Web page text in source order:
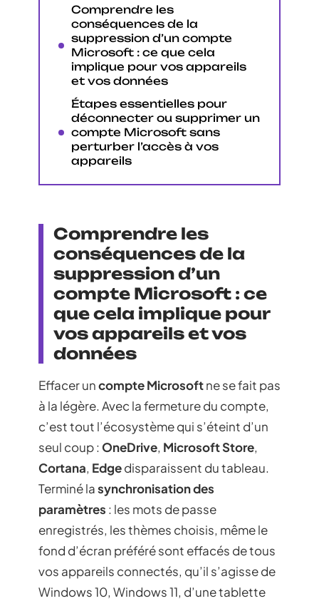
Comprendre les
conséquences de la
suppression d’un compte
Microsoft : ce que cela
implique pour vos appareils
et vos données
Étapes essentielles pour
déconnecter ou supprimer un
compte Microsoft sans
perturber l’accès à vos
appareils
Comprendre les
conséquences de la
suppression d’un
compte Microsoft : ce
que cela implique pour
vos appareils et vos
données
Effacer uncompte Microsoftne se fait pas
à la légère. Avec la fermeture du compte,
c’est tout l’écosystème qui s’éteint d’un
seul coup : OneDrive, Microsoft Store,
Cortana, Edgedisparaissent du tableau.
Terminé lasynchronisation des
paramètres : les mots de passe
enregistrés, les thèmes choisis, même le
fond d’écran préféré sont effacés de tous
vos appareils connectés, qu’il s’agisse de
Windows 10, Windows 11, d’une tablette